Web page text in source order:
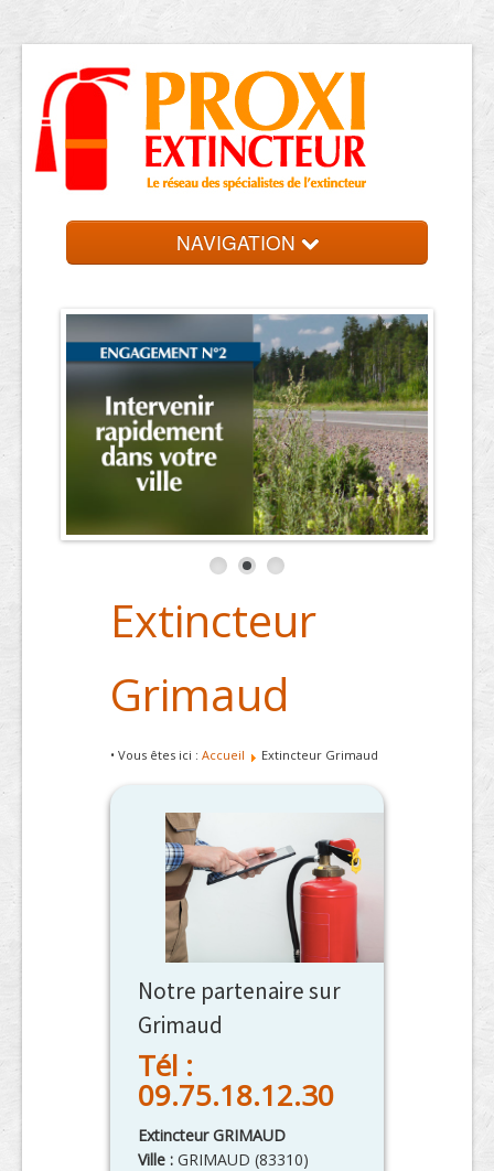
NAVIGATION
Trouver votre entreprise
Contact et devis
Extincteur
Grimaud
• Vous êtes ici : Accueil Extincteur Grimaud
Notre partenaire sur
Grimaud
Tél :
09.75.18.12.30
Extincteur GRIMAUD
Ville : GRIMAUD (83310)